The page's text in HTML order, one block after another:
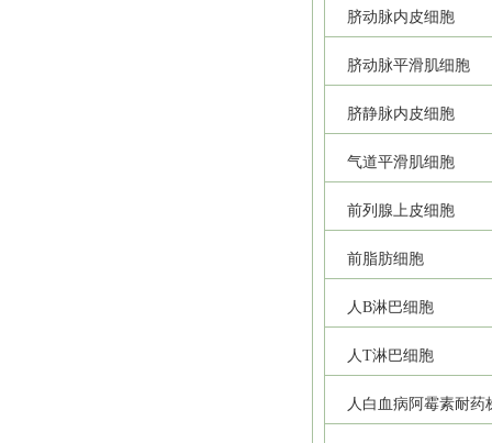
脐动脉内皮细胞
脐动脉平滑肌细胞
脐静脉内皮细胞
气道平滑肌细胞
前列腺上皮细胞
前脂肪细胞
人B淋巴细胞
人T淋巴细胞
人白血病阿霉素耐药